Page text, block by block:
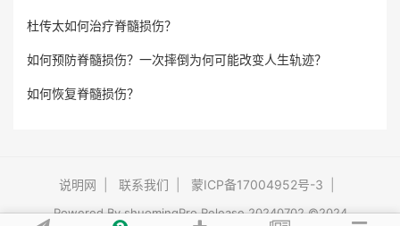
杜传太如何治疗脊髓损伤？
如何预防脊髓损伤？一次摔倒为何可能改变人生轨迹？
如何恢复脊髓损伤？
说明网 联系我们 蒙ICP备17004952号-3
Powered ByshuomingProRelease 20240702 ©2024